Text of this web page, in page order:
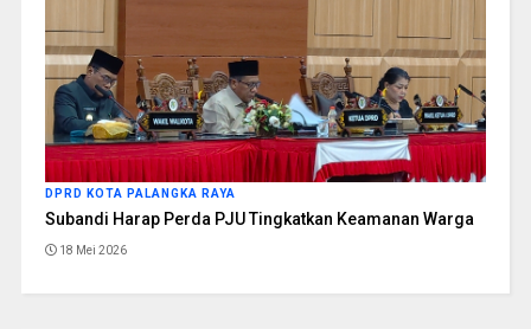
DPRD KOTA PALANGKA RAYA
Subandi Harap Perda PJU Tingkatkan Keamanan Warga
18 Mei 2026